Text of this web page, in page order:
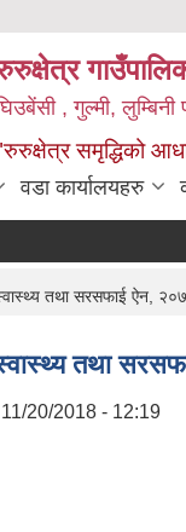
, गुल्मी,
समृद्धिको
वडा कार्यालयहरु
तथा सरसफाई ऐन,
तथा
20/2018 - 12:19